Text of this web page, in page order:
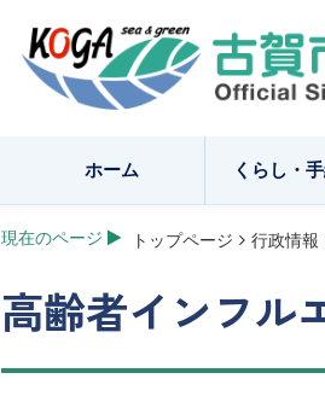
ホーム くらし・
現在のページ トップページ 行政情報
高齢者インフル